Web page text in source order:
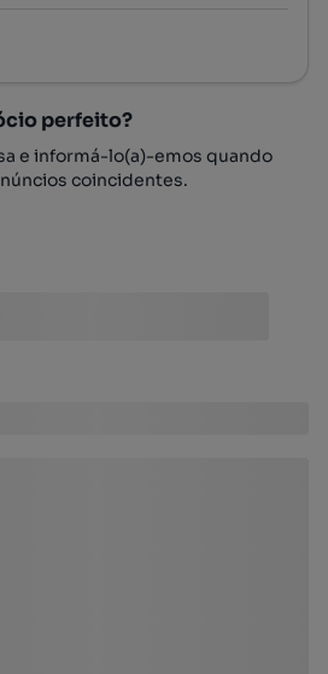
perfeito?
e informá-lo(a)-emos quando
coincidentes.